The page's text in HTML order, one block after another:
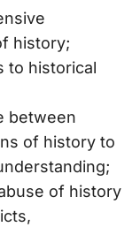
history;
to historical
between
of history to
of history